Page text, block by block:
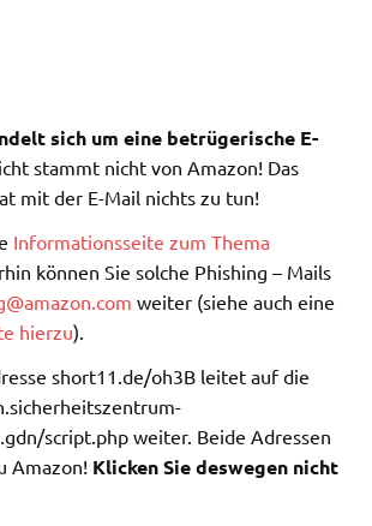
sich um eine betrügerische E-
stammt nicht von Amazon! Das
mit der E-Mail nichts zu tun!
Informationsseite zum Thema
können Sie solche Phishing – Mails
weiter (siehe auch eine
hierzu).
short11.de/oh3B leitet auf die
script.php weiter. Beide Adressen
Amazon! Klicken Sie deswegen nicht